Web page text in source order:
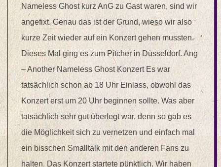
Nameless Ghost kurz AnG zu Gast waren, sind wir
angefixt. Genau das ist der Grund, wieso wir also
kurze Zeit wieder auf ein Konzert gehen mussten.
Dieses Mal ging es zum Pitcher in Düsseldorf. Ang
– Another Nameless Ghost Konzert Es war
tatsächlich schon ab 18 Uhr Einlass, obwohl das
Konzert erst um 20 Uhr beginnen sollte. Was aber
tatsächlich sehr gut überlegt war, denn so gab es
die Möglichkeit sich zu vernetzen und einfach mal
ein bisschen Smalltalk mit den anderen Fans zu
halten. Das Konzert startete pünktlich. Wir haben